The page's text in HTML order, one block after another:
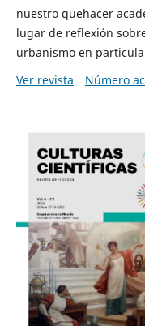
nuestro quehacer
lugar de reflexión
urbanismo en
Ver revista
Número